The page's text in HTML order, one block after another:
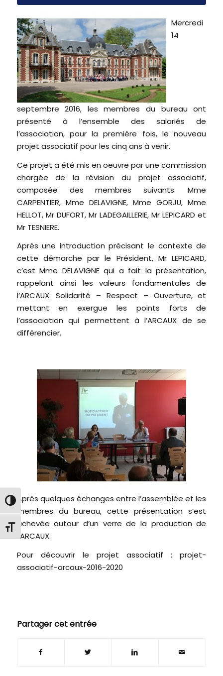
Passer en contraste élevé
Changer la taille de la police
Mercredi
14
septembre 2016, les membres du bureau ont
présenté à l’ensemble des salariés de
l’association, pour la première fois, le nouveau
projet associatif pour les cinq ans à venir.
Ce projet a été mis en oeuvre par une commission
chargée de la révision du projet associatif,
composée des membres suivants: Mme
CARPENTIER, Mme DELAVIGNE, Mme GORJU, Mme
HELLOT, Mr DUFORT, Mr LADEGAILLERIE, Mr LEPICARD et
Mr TESNIERE.
Après une introduction précisant le contexte de
cette démarche par le Président, Mr LEPICARD,
c’est Mme DELAVIGNE qui a fait la présentation,
rappelant ainsi les valeurs fondamentales de
l’ARCAUX: Solidarité – Respect – Ouverture, et
mettant en exergue les points forts de
l’association qui permettent à l’ARCAUX de se
différencier.
Après quelques échanges entre l’assemblée et les
membres du bureau, cette présentation s’est
achevée autour d’un verre de la production de
l’ARCAUX.
Pour découvrir le projet associatif :projet-
associatif-arcaux-2016-2020
Partager cet entrée